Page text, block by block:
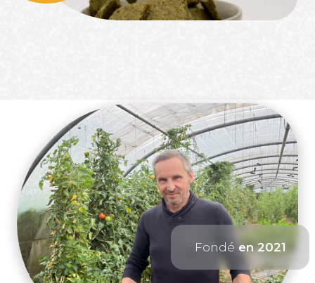
Fondé en 2021